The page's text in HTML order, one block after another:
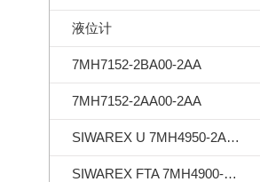
液位计
7MH7152-2BA00-2AA
7MH7152-2AA00-2AA
SIWAREX U 7MH4950-2AA01
SIWAREX FTA 7MH4900-2AA01